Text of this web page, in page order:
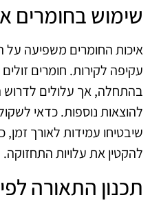
שימוש בחומרים
איכות החומרים משפיעה על
עקיפה לקירות. חומרים
בהתחלה, אך עלולים לדרוש
להוצאות נוספות. כדאי
שיבטיחו עמידות לאורך זמן,
להקטין את עלויות התחזוקה.
תכנון התאורה